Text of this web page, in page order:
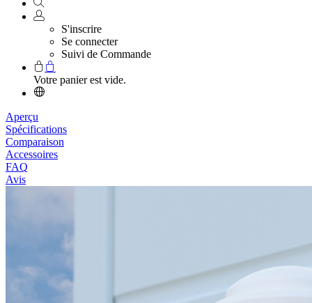
S'inscrire
Se connecter
Suivi de Commande
Votre panier est vide.
Aperçu
Spécifications
Comparaison
Accessoires
FAQ
Avis